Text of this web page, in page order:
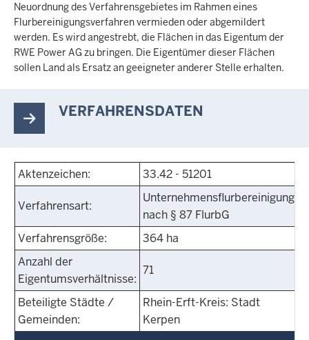
Neuordnung des Verfahrensgebietes im Rahmen eines
Flurbereinigungsverfahren vermieden oder abgemildert
werden. Es wird angestrebt, die Flächen in das Eigentum der
RWE Power AG zu bringen. Die Eigentümer dieser Flächen
sollen Land als Ersatz an geeigneter anderer Stelle erhalten.
VERFAHRENSDATEN
Aktenzeichen: 33.42 - 51201
Verfahrensart:
Unternehmensflurbereinigung
nach § 87 FlurbG
Verfahrensgröße:
364 ha
Anzahl der
Eigentumsverhältnisse:
71
Beteiligte Städte /
Gemeinden:
Rhein-Erft-Kreis: Stadt
Kerpen